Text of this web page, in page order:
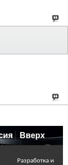
Вверх
Разработка и